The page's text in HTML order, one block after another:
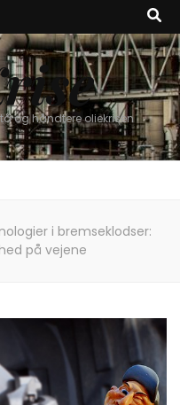
og håndtere oliekrisen
i bremseklodser:
på vejene